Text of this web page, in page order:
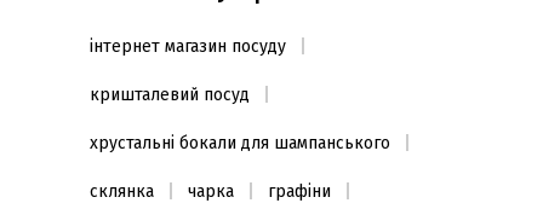
інтернет магазин посуду
кришталевий посуд
хрустальні бокали для шампанського
склянка чарка графіни